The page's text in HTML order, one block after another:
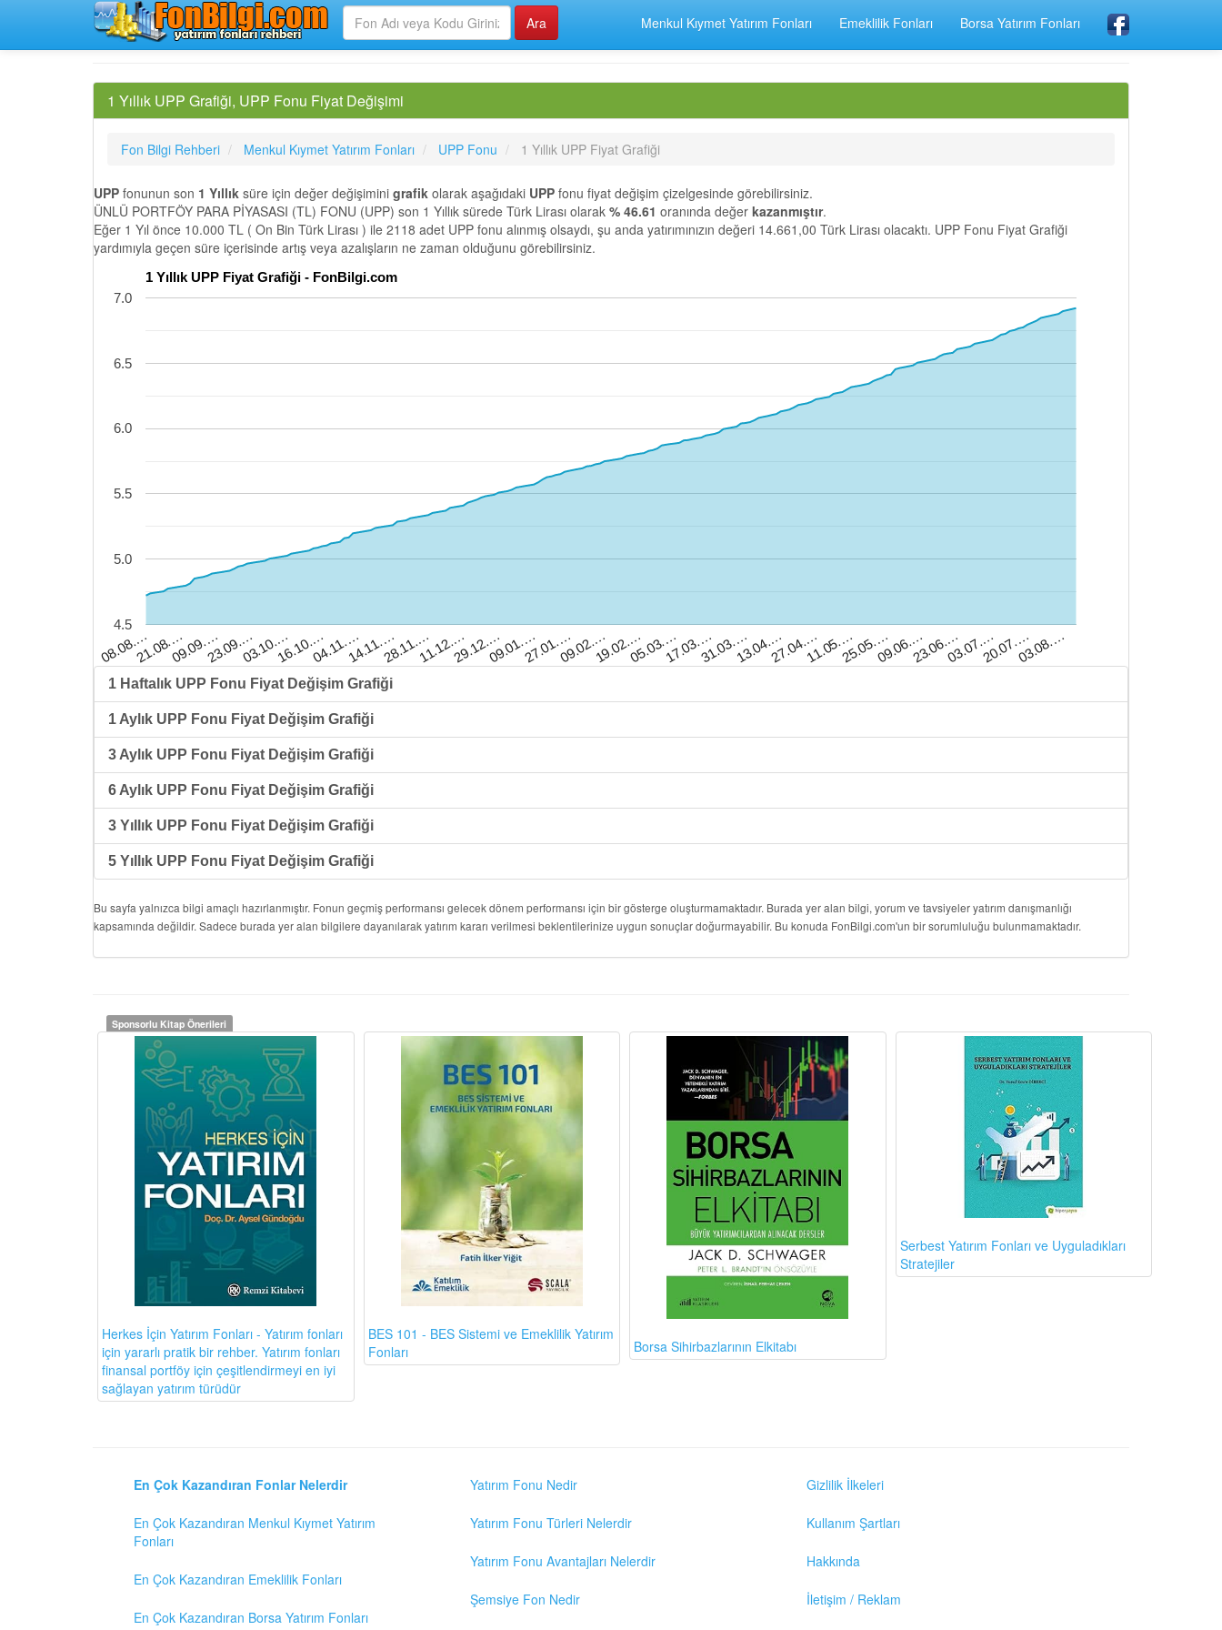
Menkul Kıymet Yatırım Fonları Emeklilik Fonları Borsa Yatırım Fonları
1 Yıllık UPP Grafiği, UPP Fonu Fiyat Değişimi
Fon Bilgi Rehberi Menkul Kıymet Yatırım Fonları UPP Fonu 1 Yıllık UPP Fiyat Grafiği
UPP fonunun son 1 Yıllık süre için değer değişimini grafik olarak aşağıdaki UPP fonu fiyat değişim çizelgesinde görebilirsiniz.
ÜNLÜ PORTFÖY PARA PİYASASI (TL) FONU (UPP) son 1 Yıllık sürede Türk Lirası olarak % 46.61 oranında değer kazanmıştır.
Eğer 1 Yıl önce 10.000 TL ( On Bin Türk Lirası ) ile 2118 adet UPP fonu alınmış olsaydı, şu anda yatırımınızın değeri 14.661,00 Türk Lirası olacaktı. UPP Fonu Fiyat Grafiği
yardımıyla geçen süre içerisinde artış veya azalışların ne zaman olduğunu görebilirsiniz.
1 Yıllık UPP Fiyat Grafiği - FonBilgi.com
08.08.…21.08.…09.09.…23.09.…03.10.…16.10.…04.11.…14.11.…28.11.…11.12.…29.12.…09.01.…27.01.…09.02.…19.02.…05.03.…17.03.…31.03.…13.04.…27.04.…11.05.…25.05.…09.06.…23.06.…03.07.…20.07.…03.08.…
4.5
5.0
5.5
6.0
6.5
7.0
1 Haftalık UPP Fonu Fiyat Değişim Grafiği
1 Aylık UPP Fonu Fiyat Değişim Grafiği
3 Aylık UPP Fonu Fiyat Değişim Grafiği
6 Aylık UPP Fonu Fiyat Değişim Grafiği
3 Yıllık UPP Fonu Fiyat Değişim Grafiği
5 Yıllık UPP Fonu Fiyat Değişim Grafiği
Bu sayfa yalnızca bilgi amaçlı hazırlanmıştır. Fonun geçmiş performansı gelecek dönem performansı için bir gösterge oluşturmamaktadır. Burada yer alan bilgi, yorum ve tavsiyeler yatırım danışmanlığı
kapsamında değildir. Sadece burada yer alan bilgilere dayanılarak yatırım kararı verilmesi beklentilerinize uygun sonuçlar doğurmayabilir. Bu konuda FonBilgi.com'un bir sorumluluğu bulunmamaktadır.
Sponsorlu Kitap Önerileri
Herkes İçin Yatırım Fonları - Yatırım fonları
için yararlı pratik bir rehber. Yatırım fonları
finansal portföy için çeşitlendirmeyi en iyi
sağlayan yatırım türüdür
BES 101 - BES Sistemi ve Emeklilik Yatırım
Fonları
Borsa Sihirbazlarının Elkitabı
Serbest Yatırım Fonları ve Uyguladıkları
Stratejiler
En Çok Kazandıran Fonlar Nelerdir
En Çok Kazandıran Menkul Kıymet Yatırım
Fonları
En Çok Kazandıran Emeklilik Fonları
En Çok Kazandıran Borsa Yatırım Fonları
Yatırım Fonu Nedir
Yatırım Fonu Türleri Nelerdir
Yatırım Fonu Avantajları Nelerdir
Şemsiye Fon Nedir
Gizlilik İlkeleri
Kullanım Şartları
Hakkında
İletişim / Reklam